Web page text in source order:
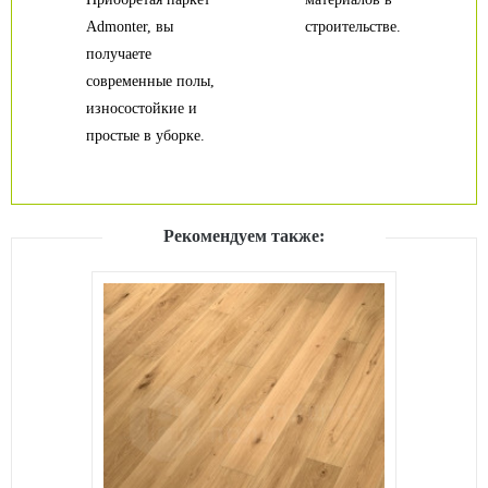
строительстве.
Admonter, вы
получаете
современные полы,
износостойкие и
простые в уборке.
Рекомендуем также: